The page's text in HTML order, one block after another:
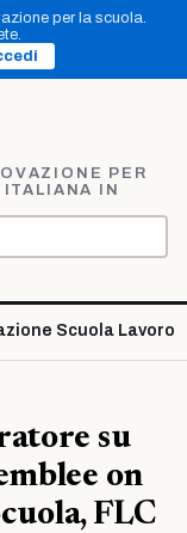
per la scuola.
PER
IN
Scuola Lavoro
su
on
FLC